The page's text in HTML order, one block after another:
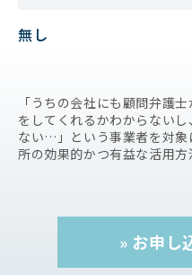
無し
「うちの会社にも顧問弁護
をしてくれるかわからない
ない…」という事業者を対象
所の効果的かつ有益な活用方
» お申し